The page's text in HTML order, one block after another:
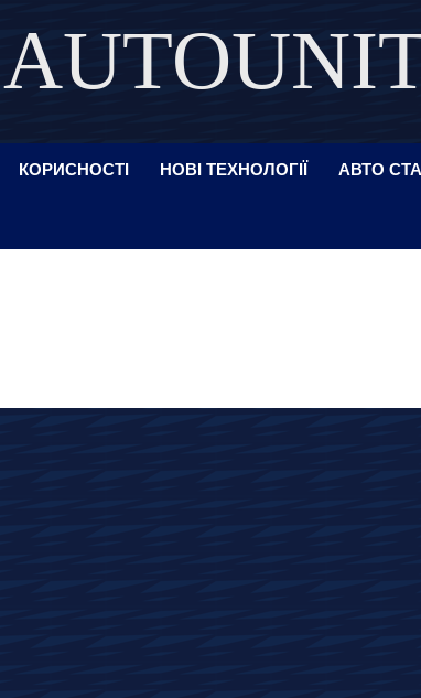
КОРИСНОСТІ НОВІ ТЕХНОЛОГІЇ АВТО
Новини Новинки автомобілів Нові Технології Новости